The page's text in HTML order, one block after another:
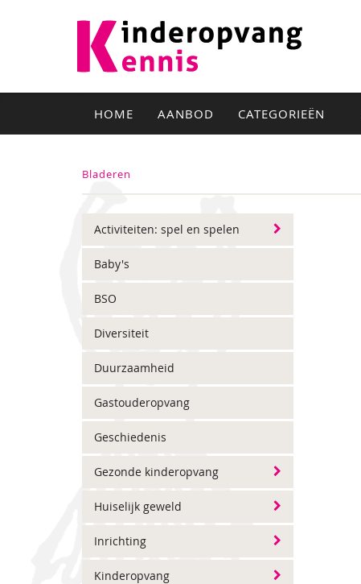
HOME AANBOD CATEGORIEËN
Bladeren
Activiteiten: spel en spelen
Baby's
BSO
Diversiteit
Duurzaamheid
Gastouderopvang
Geschiedenis
Gezonde kinderopvang
Huiselijk geweld
Inrichting
Kinderopvang